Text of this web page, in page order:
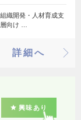
織開発・人材育成支
向け …
詳細へ
興味あり